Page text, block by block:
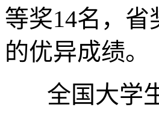
等奖14名，省
的优异成绩。
全国大学生